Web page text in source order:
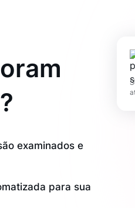
?
examinados e
para sua